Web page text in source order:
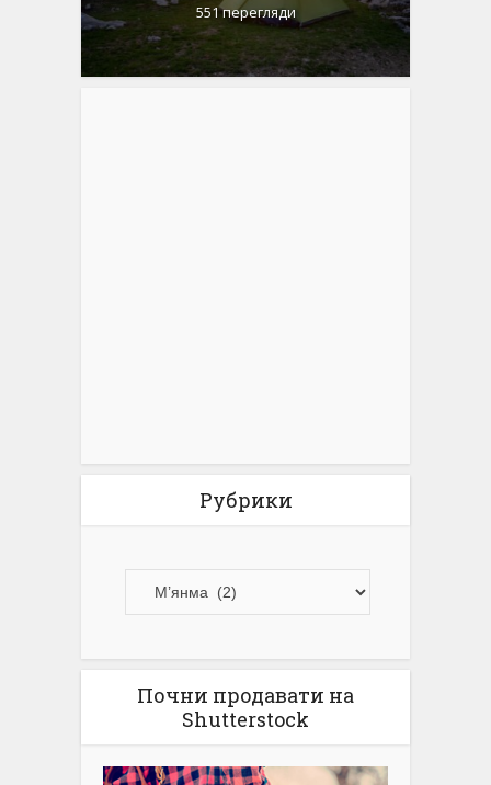
551 перегляди
Рубрики
Почни продавати на
Shutterstock